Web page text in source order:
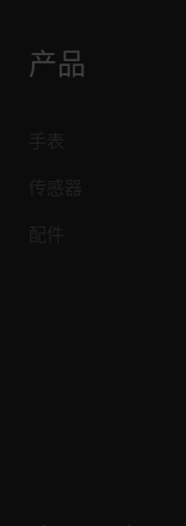
产品